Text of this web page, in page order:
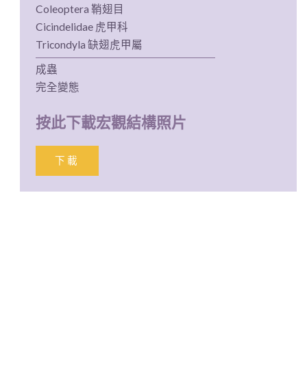
Coleoptera 鞘翅目
Cicindelidae 虎甲科
Tricondyla 缺翅虎甲屬
成蟲
完全變態
按此下載宏觀結構照片
下載